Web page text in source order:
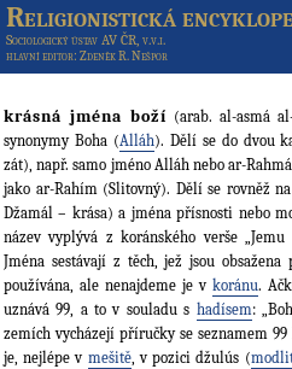
Religionistická
Sociologický ústav AV ČR, v.v.i.
hlavní editor: Zdeněk R. Nešpor
krásná jména boží (arab. al-asmá
synonymy Boha (Alláh). Dělí se do dvou
zát), např. samo jméno Alláh nebo ar-
jako ar-Rahím (Slitovný). Dělí se rovněž
Džamál – krása) a jména přísnosti nebo
název vyplývá z koránského verše
Jména sestávají z těch, jež jsou
používána, ale nenajdeme je v koránu.
uznává 99, a to v souladu s hadísem:
zemích vycházejí příručky se seznamem
je, nejlépe v mešitě, v pozici džulús (